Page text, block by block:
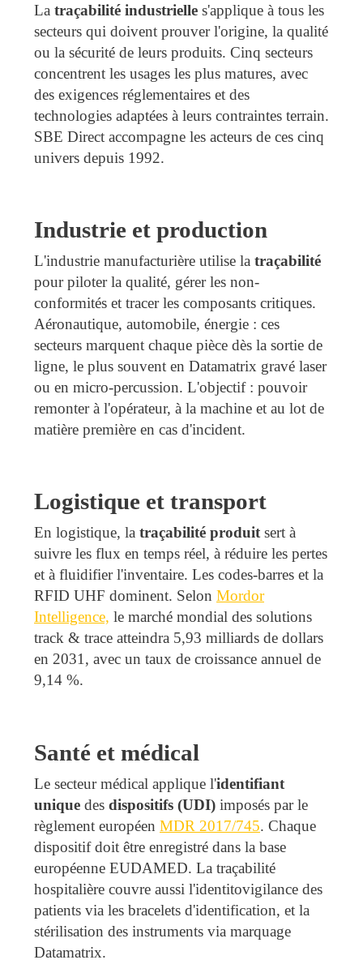
La traçabilité industrielle s'applique à tous les
secteurs qui doivent prouver l'origine, la qualité
ou la sécurité de leurs produits. Cinq secteurs
concentrent les usages les plus matures, avec
des exigences réglementaires et des
technologies adaptées à leurs contraintes terrain.
SBE Direct accompagne les acteurs de ces cinq
univers depuis 1992.
Industrie et production
L'industrie manufacturière utilise la traçabilité
pour piloter la qualité, gérer les non-
conformités et tracer les composants critiques.
Aéronautique, automobile, énergie : ces
secteurs marquent chaque pièce dès la sortie de
ligne, le plus souvent en Datamatrix gravé laser
ou en micro-percussion. L'objectif : pouvoir
remonter à l'opérateur, à la machine et au lot de
matière première en cas d'incident.
Logistique et transport
En logistique, la traçabilité produitsert à
suivre les flux en temps réel, à réduire les pertes
et à fluidifier l'inventaire. Les codes-barres et la
RFID UHF dominent. Selon Mordor
Intelligence, le marché mondial des solutions
track & trace atteindra 5,93 milliards de dollars
en 2031, avec un taux de croissance annuel de
9,14 %.
Santé et médical
Le secteur médical applique l'identifiant
unique des dispositifs (UDI) imposés par le
règlement européen MDR 2017/745. Chaque
dispositif doit être enregistré dans la base
européenne EUDAMED. La traçabilité
hospitalière couvre aussi l'identitovigilance des
patients via les bracelets d'identification, et la
stérilisation des instruments via marquage
Datamatrix.